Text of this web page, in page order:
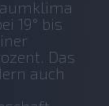
19° bis
Das
auch